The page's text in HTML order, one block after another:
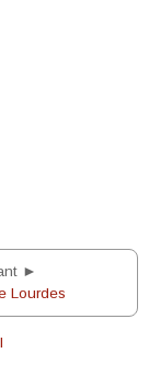
►
Lourdes